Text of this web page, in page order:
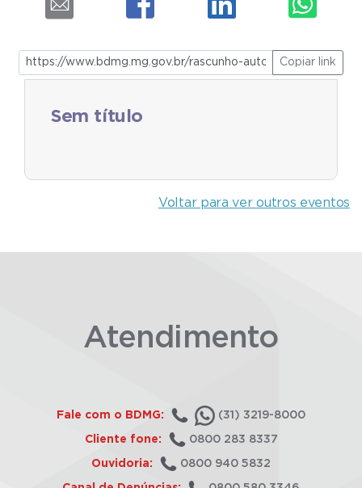
Copiar link
Sem título
Voltar para ver outros eventos
Atendimento
Fale com o BDMG: (31) 3219-8000
Cliente fone: 0800 283 8337
Ouvidoria: 0800 940 5832